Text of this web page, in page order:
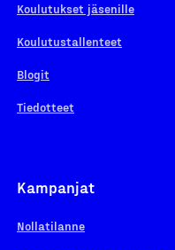
Koulutukset jäsenille
Koulutustallenteet
Blogit
Tiedotteet
Kampanjat
Nollatilanne